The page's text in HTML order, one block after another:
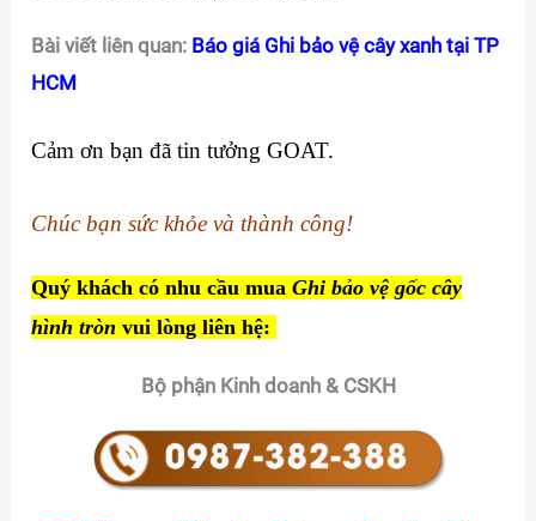
Bài viết liên quan: Báo giá Ghi bảo vệ cây xanh tại TP
HCM
Cảm ơn bạn đã tin tưởng GOAT.
Chúc bạn sức khỏe và thành công!
Quý khách có nhu cầu mua Ghi bảo vệ gốc cây
hình tròn vui lòng liên hệ:
Bộ phận Kinh doanh & CSKH